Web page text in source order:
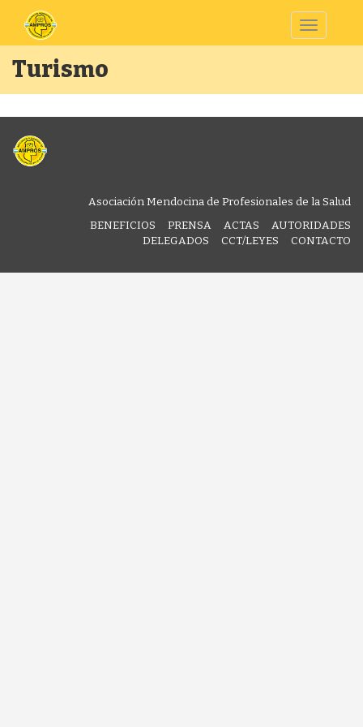
Toggle
Turismo
Asociación Mendocina de Profesionales de la Salud
BENEFICIOS
PRENSA ACTAS
AUTORIDADES
DELEGADOS
CCT/LEYES CONTACTO